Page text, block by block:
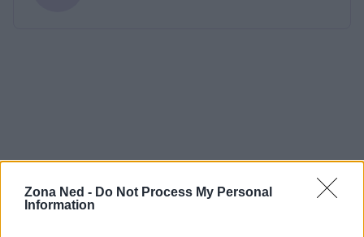
Zona Ned - Do Not Process My Personal
Information